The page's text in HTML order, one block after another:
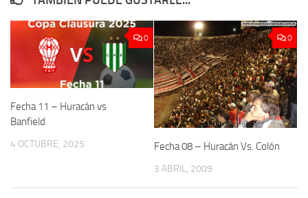
0
Fecha 11 – Huracán vs
Banfield
4 OCTUBRE, 2025
0
Fecha 08 – Huracán Vs. Colón
3 ABRIL, 2009